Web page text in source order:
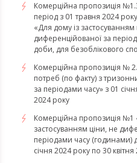
Комерційна пропозиція
період з 01 травня 2024
«Для дому із застосуванням
диференційованої за
доби, для безоблікового
Комерційна пропозиція №
потреб (по факту) з
за періодами часу» з 01
2024 року
Комерційна пропозиція №1
застосуванням ціни, не
періодами часу (годинами)
січня 2024 року по 30